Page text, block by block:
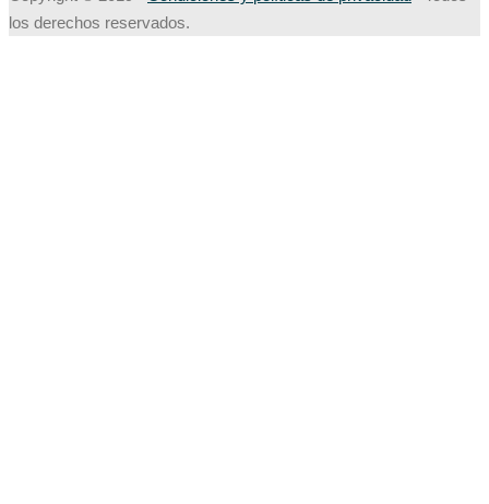
los derechos reservados.